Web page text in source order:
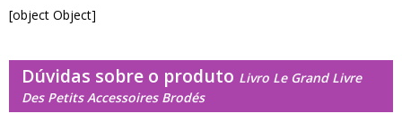
[object Object]
Dúvidas sobre o produto Livro Le Grand Livre
Des Petits Accessoires Brodés